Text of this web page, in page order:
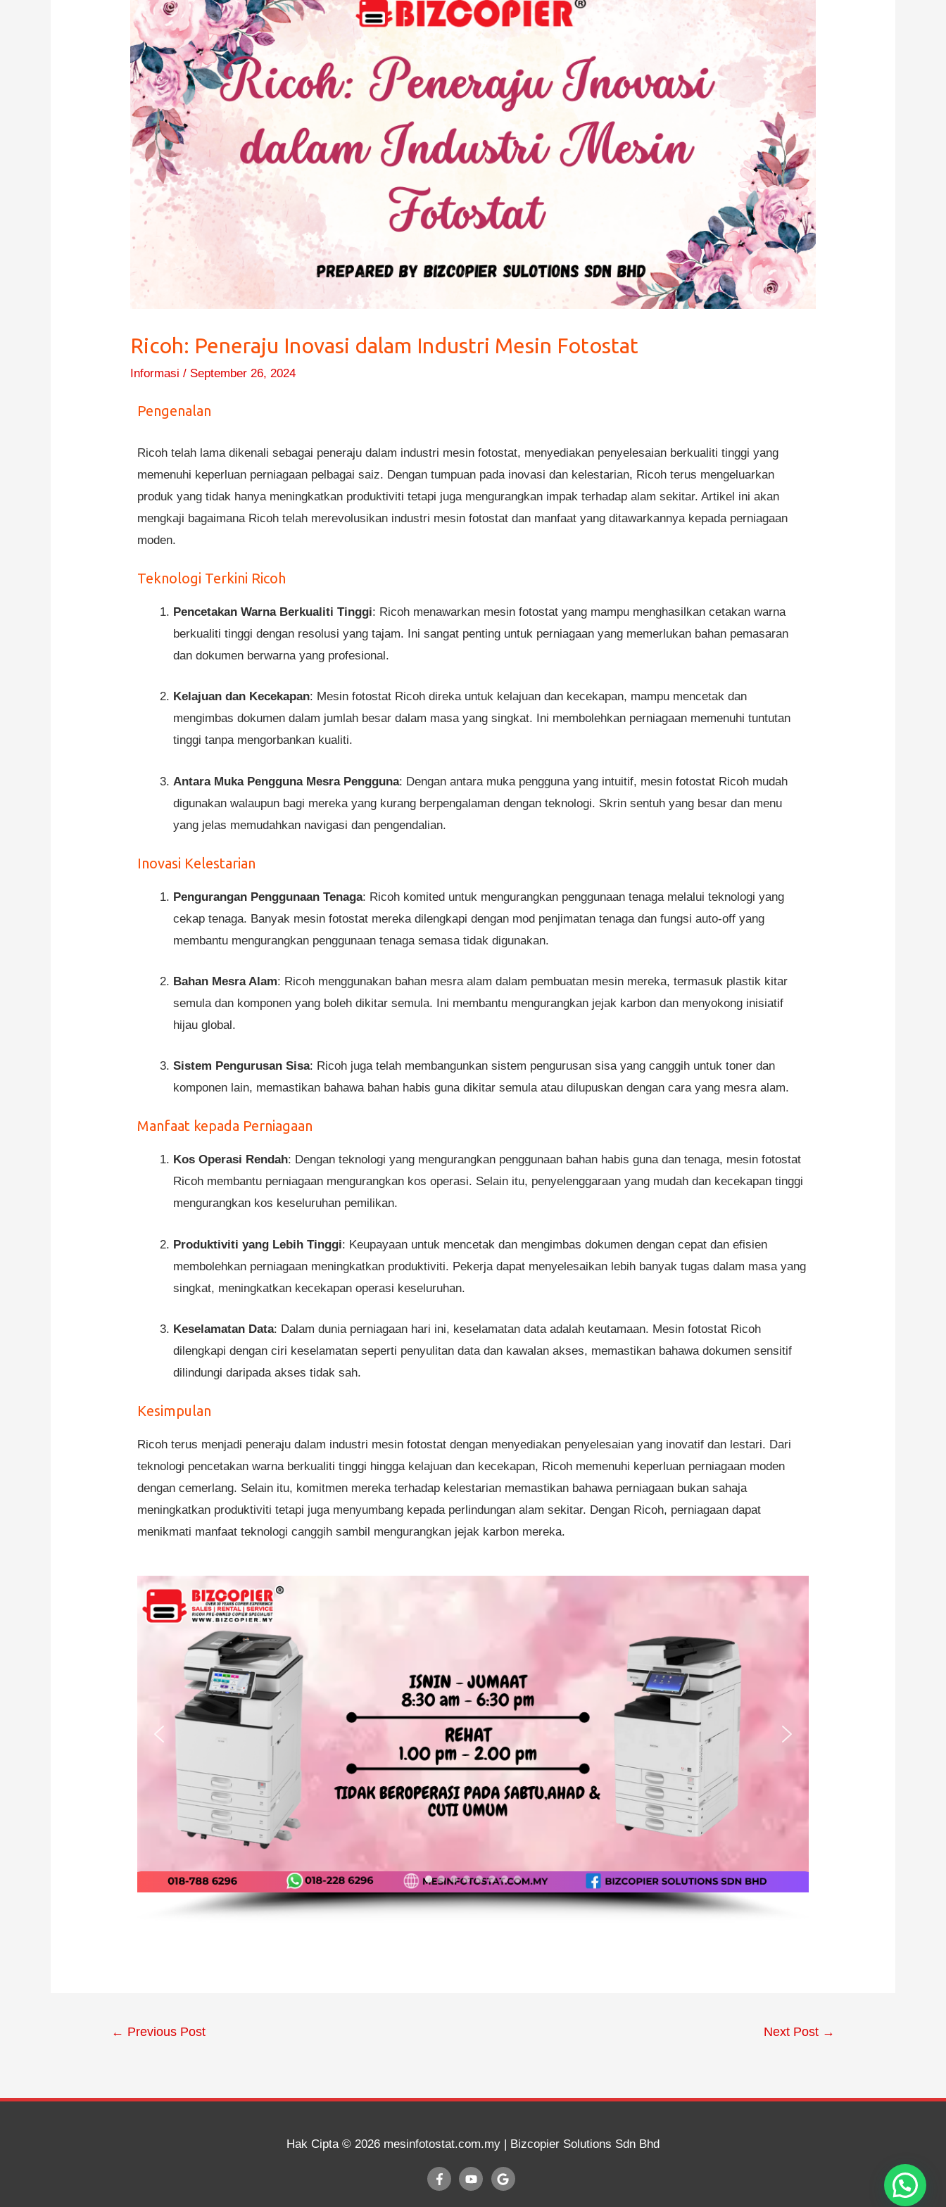
Ricoh: Peneraju Inovasi dalam Industri Mesin Fotostat
Informasi / September 26, 2024
Pengenalan
Ricoh telah lama dikenali sebagai peneraju dalam industri mesin fotostat, menyediakan penyelesaian berkualiti tinggi yang
memenuhi keperluan perniagaan pelbagai saiz. Dengan tumpuan pada inovasi dan kelestarian, Ricoh terus mengeluarkan
produk yang tidak hanya meningkatkan produktiviti tetapi juga mengurangkan impak terhadap alam sekitar. Artikel ini akan
mengkaji bagaimana Ricoh telah merevolusikan industri mesin fotostat dan manfaat yang ditawarkannya kepada perniagaan
moden.
Teknologi Terkini Ricoh
Pencetakan Warna Berkualiti Tinggi: Ricoh menawarkan mesin fotostat yang mampu menghasilkan cetakan warna
berkualiti tinggi dengan resolusi yang tajam. Ini sangat penting untuk perniagaan yang memerlukan bahan pemasaran
dan dokumen berwarna yang profesional.
Kelajuan dan Kecekapan: Mesin fotostat Ricoh direka untuk kelajuan dan kecekapan, mampu mencetak dan
mengimbas dokumen dalam jumlah besar dalam masa yang singkat. Ini membolehkan perniagaan memenuhi tuntutan
tinggi tanpa mengorbankan kualiti.
Antara Muka Pengguna Mesra Pengguna: Dengan antara muka pengguna yang intuitif, mesin fotostat Ricoh mudah
digunakan walaupun bagi mereka yang kurang berpengalaman dengan teknologi. Skrin sentuh yang besar dan menu
yang jelas memudahkan navigasi dan pengendalian.
Inovasi Kelestarian
Pengurangan Penggunaan Tenaga: Ricoh komited untuk mengurangkan penggunaan tenaga melalui teknologi yang
cekap tenaga. Banyak mesin fotostat mereka dilengkapi dengan mod penjimatan tenaga dan fungsi auto-off yang
membantu mengurangkan penggunaan tenaga semasa tidak digunakan.
Bahan Mesra Alam: Ricoh menggunakan bahan mesra alam dalam pembuatan mesin mereka, termasuk plastik kitar
semula dan komponen yang boleh dikitar semula. Ini membantu mengurangkan jejak karbon dan menyokong inisiatif
hijau global.
Sistem Pengurusan Sisa: Ricoh juga telah membangunkan sistem pengurusan sisa yang canggih untuk toner dan
komponen lain, memastikan bahawa bahan habis guna dikitar semula atau dilupuskan dengan cara yang mesra alam.
Manfaat kepada Perniagaan
Kos Operasi Rendah: Dengan teknologi yang mengurangkan penggunaan bahan habis guna dan tenaga, mesin fotostat
Ricoh membantu perniagaan mengurangkan kos operasi. Selain itu, penyelenggaraan yang mudah dan kecekapan tinggi
mengurangkan kos keseluruhan pemilikan.
Produktiviti yang Lebih Tinggi: Keupayaan untuk mencetak dan mengimbas dokumen dengan cepat dan efisien
membolehkan perniagaan meningkatkan produktiviti. Pekerja dapat menyelesaikan lebih banyak tugas dalam masa yang
singkat, meningkatkan kecekapan operasi keseluruhan.
Keselamatan Data: Dalam dunia perniagaan hari ini, keselamatan data adalah keutamaan. Mesin fotostat Ricoh
dilengkapi dengan ciri keselamatan seperti penyulitan data dan kawalan akses, memastikan bahawa dokumen sensitif
dilindungi daripada akses tidak sah.
Kesimpulan
Ricoh terus menjadi peneraju dalam industri mesin fotostat dengan menyediakan penyelesaian yang inovatif dan lestari. Dari
teknologi pencetakan warna berkualiti tinggi hingga kelajuan dan kecekapan, Ricoh memenuhi keperluan perniagaan moden
dengan cemerlang. Selain itu, komitmen mereka terhadap kelestarian memastikan bahawa perniagaan bukan sahaja
meningkatkan produktiviti tetapi juga menyumbang kepada perlindungan alam sekitar. Dengan Ricoh, perniagaan dapat
menikmati manfaat teknologi canggih sambil mengurangkan jejak karbon mereka.
← Previous Post Next Post →
Hak Cipta © 2026 mesinfotostat.com.my | Bizcopier Solutions Sdn Bhd
1